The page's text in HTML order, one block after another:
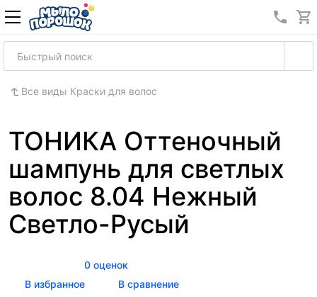
8
Все виды Краски для волос
ТОНИКА Оттеночный
шампунь для светлых
волос 8.04 Нежный
Светло-Русый
0 оценок
В избранное
В сравнение